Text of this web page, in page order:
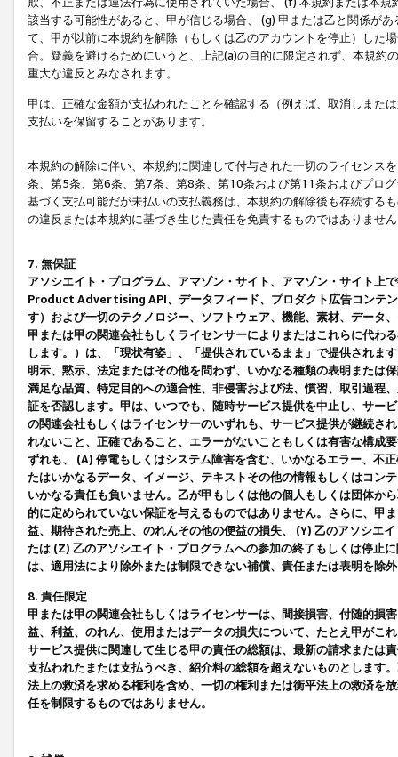
該当する可能性があると、甲が信じる場合、 (g) 甲または乙と関係が
て、甲が以前に本規約を解除（もしくは乙のアカウントを停止）した
合。疑義を避けるためにいうと、上記(a)の目的に限定されず、本規
重大な違反とみなされます。
甲は、正確な金額が支払われたことを確認する（例えば、取消しまた
支払いを保留することがあります。
本規約の解除に伴い、本規約に関連して付与された一切のライセンス
条、第5条、第6条、第7条、第8条、第10条および第11条およびプロ
基づく支払可能だが未払いの支払義務は、本規約の解除後も存続する
の違反または本規約に基づき生じた責任を免責するものではありませ
7. 無保証
アソシエイト・プログラム、アマゾン・サイト、アマゾン・サイト上
Product Advertising API、データフィード、プロダクト広告コンテ
す）および一切のテクノロジー、ソフトウェア、機能、素材、データ
甲または甲の関連会社もしくライセンサーによりまたはこれらに代わ
します。）は、「現状有姿」、「提供されているまま」で提供されま
明示、黙示、法定またはその他を問わず、いかなる種類の表明または
満足な品質、特定目的への適合性、非侵害および法、慣習、取引過程
証を否認します。甲は、いつでも、随時サービス提供を中止し、サー
の関連会社もしくはライセンサーのいずれも、サービス提供が継続さ
れないこと、正確であること、エラーがないこともしくは有害な構成
ずれも、 (A) 停電もしくはシステム障害を含む、いかなるエラー、不
たはいかなるデータ、イメージ、テキストその他の情報もしくはコン
いかなる責任も負いません。乙が甲もしくは他の個人もしくは団体か
的に定められていない保証を与えるものではありません。さらに、甲
益、期待された売上、のれんその他の便益の損失、 (Y) 乙のアソシエ
たは (Z) 乙のアソシエイト・プログラムへの参加の終了もしくは停止
は、適用法により除外または制限できない補償、責任または表明を除
8. 責任限定
甲または甲の関連会社もしくはライセンサーは、間接損害、付随的損
益、利益、のれん、使用またはデータの損失について、たとえ甲がこ
サービス提供に関連して生じる甲の責任の総額は、最新の請求または
支払われたまたは支払うべき、紹介料の総額を超えないものとします
法上の救済を求める権利を含め、一切の権利または衡平法上の救済を
任を制限するものではありません。